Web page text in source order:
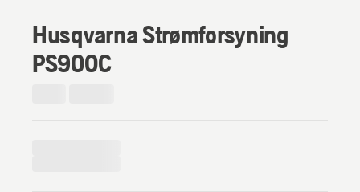
Husqvarna Strømforsyning
PS900C